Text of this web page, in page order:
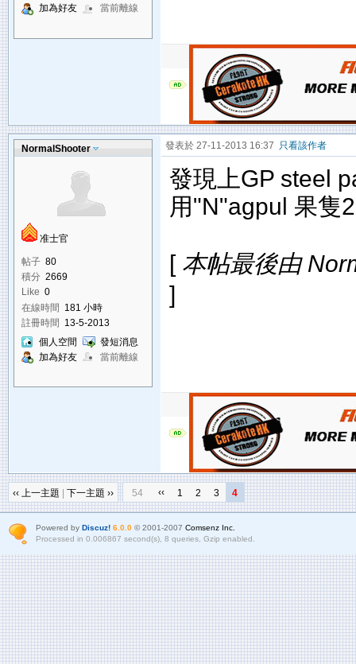
加為好友
當前離線
NormalShooter
准士官
帖子 80
積分 2669
Like 0
在線時間 181 小時
註冊時間 13-5-2013
個人空間
發短消息
加為好友
當前離線
發表於 27-11-2013 16:37 只看該作者
發現上GP steel
用"N"agpul 果隻
[本帖最後由
]
‹‹ 上一主題 下一主題 ›› 54 ‹‹ 1 2 3 4
Powered by Discuz! 6.0.0© 2001-2007 Comsenz Inc.
Processed in 0.006867 second(s), 8 queries, Gzip enabled.